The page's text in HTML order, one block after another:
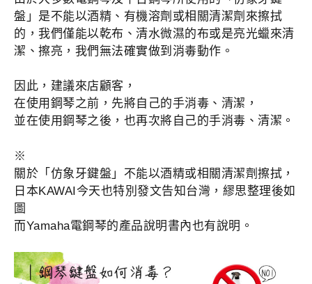
盤」是不能以酒精、有機溶劑或相關清潔劑來擦拭
的，我們僅能以乾布、清水微濕的布或是亮光蠟來清
潔、擦亮，我們無法確實做到消毒動作。
因此，建議來店顧客，
在使用鋼琴之前，先將自己的手消毒、清潔，
並在使用鋼琴之後，也再次將自己的手消毒、清潔。
※
關於「仿象牙鍵盤」不能以酒精或相關清潔劑擦拭，
日本KAWAI今天也特別發文告知台灣，繆思整理後如
圖
而Yamaha電鋼琴的產品說明書內也有說明。